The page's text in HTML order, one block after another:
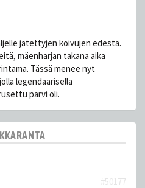
jätettyjen koivujen edestä.
mäenharjan takana aika
Tässä menee nyt
legendaarisella
parvi oli.
#50177